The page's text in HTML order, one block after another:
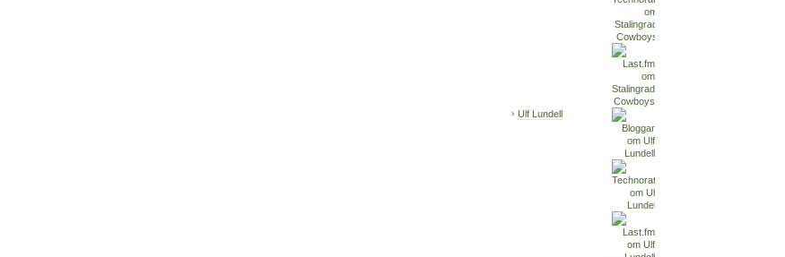
Ulf Lundell